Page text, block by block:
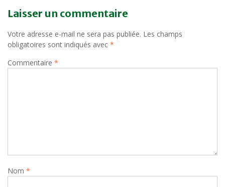
l’article
Laisser un commentaire
Votre adresse e-mail ne sera pas publiée. Les champs
obligatoires sont indiqués avec *
Commentaire *
Nom *